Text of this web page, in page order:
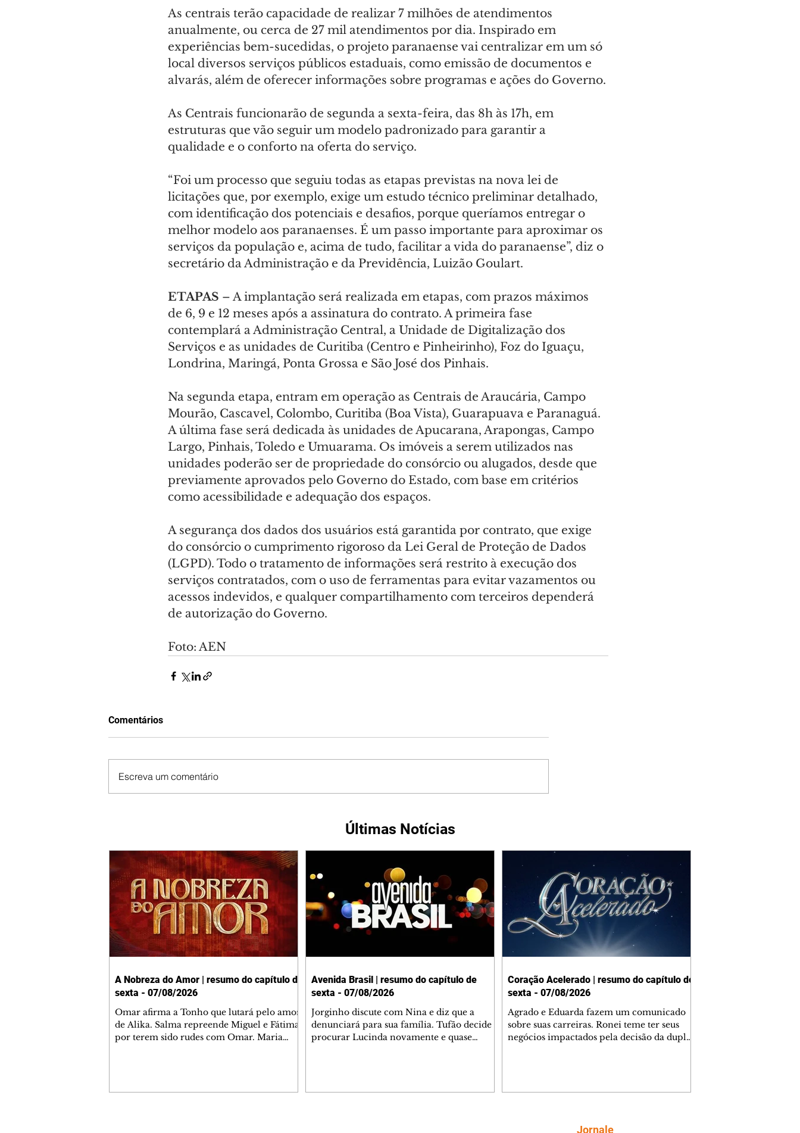
As centrais terão capacidade de realizar 7 milhões de atendimentos
anualmente, ou cerca de 27 mil atendimentos por dia. Inspirado em
experiências bem-sucedidas, o projeto paranaense vai centralizar em um só
local diversos serviços públicos estaduais, como emissão de documentos e
alvarás, além de oferecer informações sobre programas e ações do Governo.
As Centrais funcionarão de segunda a sexta-feira, das 8h às 17h, em
estruturas que vão seguir um modelo padronizado para garantir a
qualidade e o conforto na oferta do serviço.
“Foi um processo que seguiu todas as etapas previstas na nova lei de
licitações que, por exemplo, exige um estudo técnico preliminar detalhado,
com identificação dos potenciais e desafios, porque queríamos entregar o
melhor modelo aos paranaenses. É um passo importante para aproximar os
serviços da população e, acima de tudo, facilitar a vida do paranaense”, diz o
secretário da Administração e da Previdência, Luizão Goulart.
ETAPAS – A implantação será realizada em etapas, com prazos máximos
de 6, 9 e 12 meses após a assinatura do contrato. A primeira fase
contemplará a Administração Central, a Unidade de Digitalização dos
Serviços e as unidades de Curitiba (Centro e Pinheirinho), Foz do Iguaçu,
Londrina, Maringá, Ponta Grossa e São José dos Pinhais.
Na segunda etapa, entram em operação as Centrais de Araucária, Campo
Mourão, Cascavel, Colombo, Curitiba (Boa Vista), Guarapuava e Paranaguá.
A última fase será dedicada às unidades de Apucarana, Arapongas, Campo
Largo, Pinhais, Toledo e Umuarama. Os imóveis a serem utilizados nas
unidades poderão ser de propriedade do consórcio ou alugados, desde que
previamente aprovados pelo Governo do Estado, com base em critérios
como acessibilidade e adequação dos espaços.
A segurança dos dados dos usuários está garantida por contrato, que exige
do consórcio o cumprimento rigoroso da Lei Geral de Proteção de Dados
(LGPD). Todo o tratamento de informações será restrito à execução dos
serviços contratados, com o uso de ferramentas para evitar vazamentos ou
acessos indevidos, e qualquer compartilhamento com terceiros dependerá
de autorização do Governo.
Foto: AEN
Comentários
Escreva um comentário
Últimas Notícias
A Nobreza do Amor | resumo do capítulo de
sexta - 07/08/2026
Omar afirma a Tonho que lutará pelo amor
de Alika. Salma repreende Miguel e Fátima
por terem sido rudes com Omar. Maria
Avenida Brasil | resumo do capítulo de
sexta - 07/08/2026
Jorginho discute com Nina e diz que a
denunciará para sua família. Tufão decide
procurar Lucinda novamente e quase
Coração Acelerado | resumo do capítulo de
sexta - 07/08/2026
Agrado e Eduarda fazem um comunicado
sobre suas carreiras. Ronei teme ter seus
negócios impactados pela decisão da dupla.
que se mudará de país, e Eduarda se
Jornale